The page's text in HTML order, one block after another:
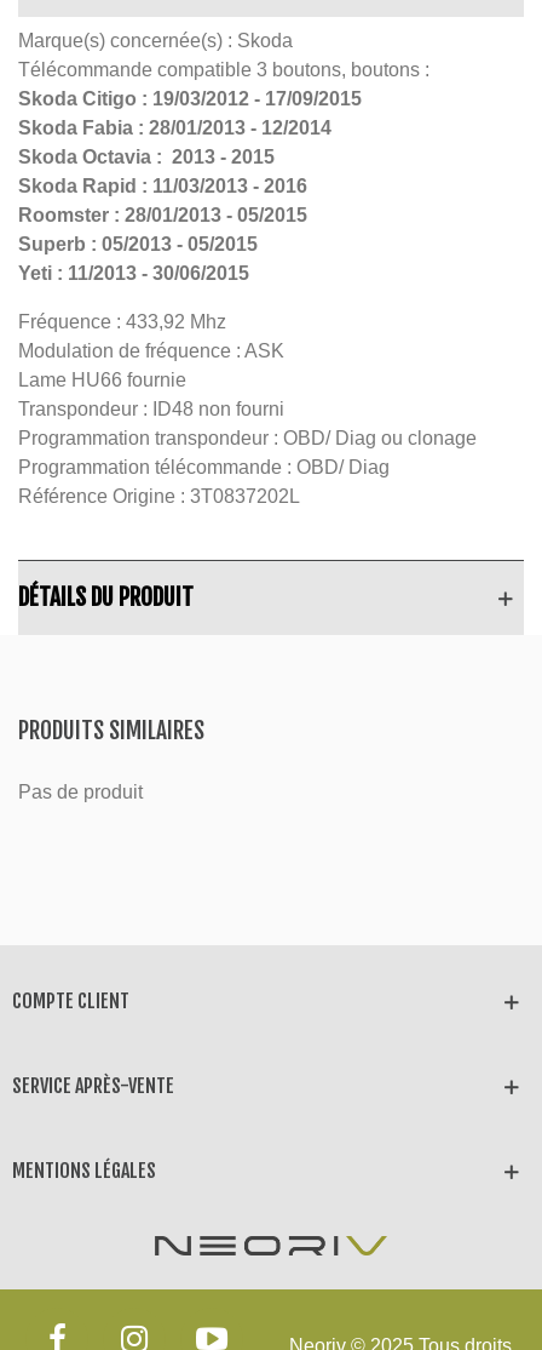
Marque(s) concernée(s) : Skoda
Télécommande compatible 3 boutons, boutons :
Skoda Citigo : 19/03/2012 - 17/09/2015
Skoda Fabia : 28/01/2013 - 12/2014
Skoda Octavia : 2013 - 2015
Skoda Rapid : 11/03/2013 - 2016
Roomster : 28/01/2013 - 05/2015
Superb : 05/2013 - 05/2015
Yeti : 11/2013 - 30/06/2015
Fréquence : 433,92 Mhz
Modulation de fréquence : ASK
Lame HU66 fournie
Transpondeur : ID48 non fourni
Programmation transpondeur : OBD/ Diag ou clonage
Programmation télécommande : OBD/ Diag
Référence Origine : 3T0837202L
DÉTAILS DU PRODUIT
PRODUITS SIMILAIRES
Pas de produit
COMPTE CLIENT
SERVICE APRÈS-VENTE
MENTIONS LÉGALES
Neoriv © 2025 Tous droits